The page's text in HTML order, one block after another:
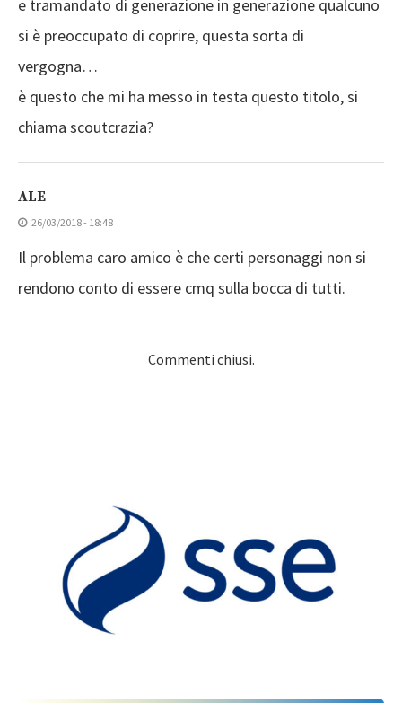
si è preoccupato di coprire, questa sorta di
vergogna…
è questo che mi ha messo in testa questo titolo, si
chiama scoutcrazia?
26/03/2018 - 18:48
Il problema caro amico è che certi personaggi non si
rendono conto di essere cmq sulla bocca di tutti.